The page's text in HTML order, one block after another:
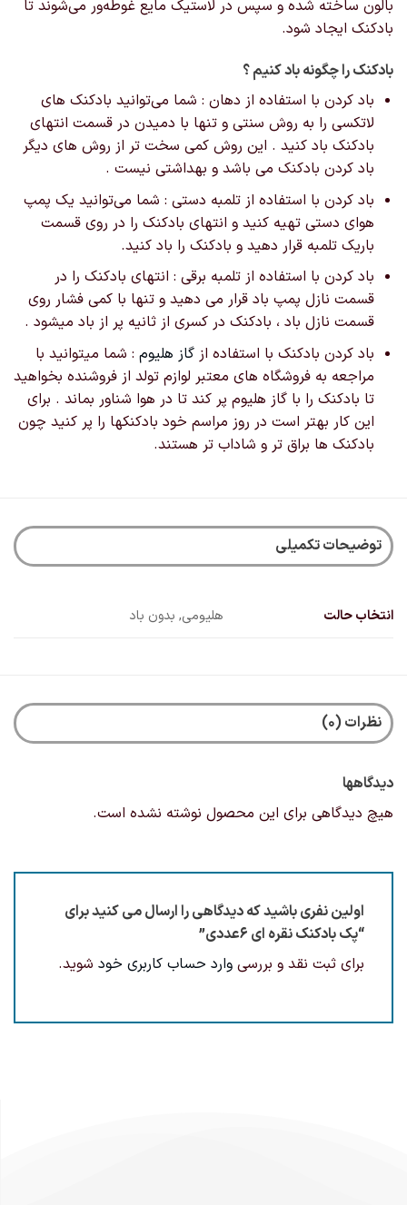
بالون ساخته شده و سپس در لاستیک مایع غوطه‌ور می‌شوند تا
بادکنک ایجاد شود.
بادکنک را چگونه باد کنیم ؟
باد کردن با استفاده از دهان : شما می‌توانید بادکنک های
لاتکسی را به روش سنتی و تنها با دمیدن در قسمت انتهای
بادکنک باد کنید . این روش کمی سخت تر از روش های دیگر
باد کردن بادکنک می باشد و بهداشتی نیست .
باد کردن با استفاده از تلمبه دستی : شما می‌توانید یک پمپ
هوای دستی تهیه کنید و انتهای بادکنک را در روی قسمت
باریک تلمبه قرار دهید و بادکنک را باد کنید.
باد کردن با استفاده از تلمبه برقی : انتهای بادکنک را در
قسمت نازل پمپ باد قرار می دهید و تنها با کمی فشار روی
قسمت نازل باد ، بادکنک در کسری از ثانیه پر از باد میشود .
باد کردن بادکنک با استفاده از گاز هلیوم: شما میتوانید با
مراجعه به فروشگاه های معتبر لوازم تولد از فروشنده بخواهید
تا بادکنک را با گاز هلیوم پر کند تا در هوا شناور بماند . برای
این کار بهتر است در روز مراسم خود بادکنکها را پر کنید چون
بادکنک ها براق تر و شاداب تر هستند.
توضیحات تکمیلی
انتخاب حالت هلیومی, بدون باد
نظرات (0)
دیدگاهها
هیچ دیدگاهی برای این محصول نوشته نشده است.
اولین نفری باشید که دیدگاهی را ارسال می کنید برای
“پک بادکنک نقره ای ۶عددی”
برای ثبت نقد و بررسی وارد حساب کاربری خود شوید.